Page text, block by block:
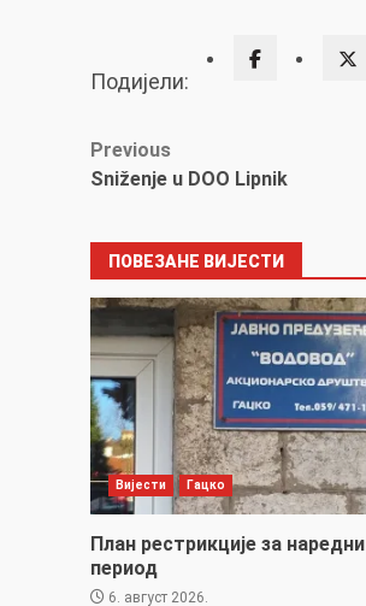
Подијели:
Post
Previous
Sniženje u DOO Lipnik
ПОВЕЗАНЕ ВИЈЕСТИ
Вијести Гацко
План рестрикције за наредни
период
6. август 2026.